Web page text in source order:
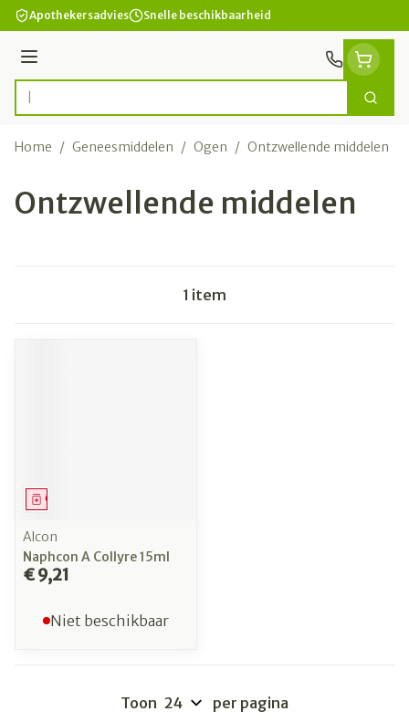
Ga naar de inhoud
Apothekersadvies Snelle beschikbaarheid
Menu
Product, merk, categorie... Zoek
Home / Geneesmiddelen / Ogen / Ontzwellende middelen
Ontzwellende middelen
1 item
Geneesmiddel
Alcon
Naphcon A Collyre 15ml
€ 9,21
Niet beschikbaar
Toon per pagina